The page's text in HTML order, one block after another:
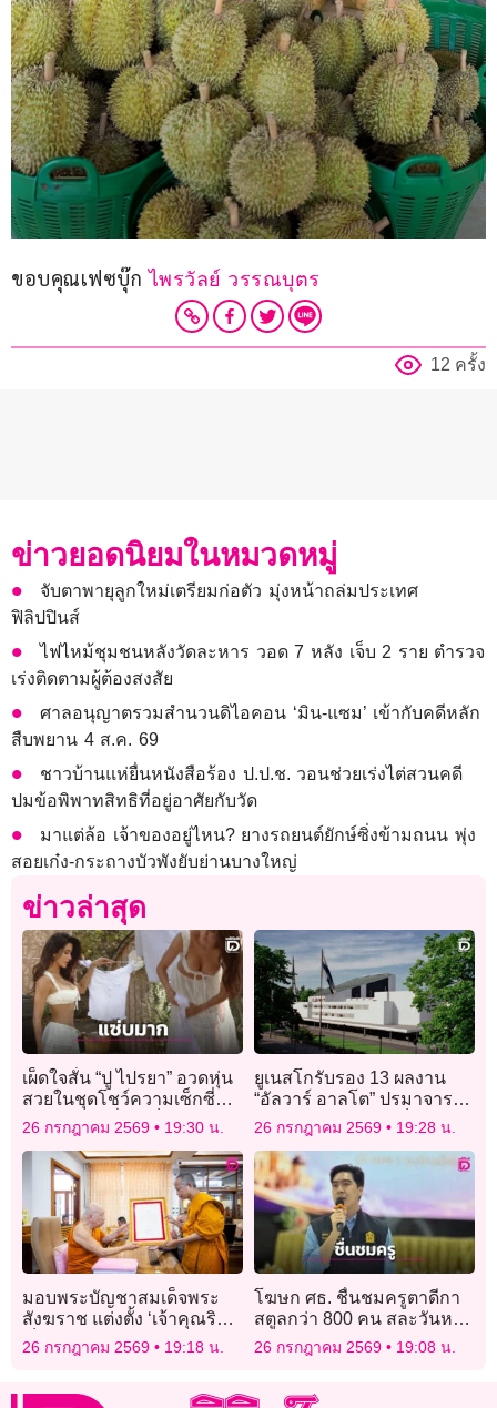
ขอบคุณเฟซบุ๊ก ไพรวัลย์ วรรณบุตร
12 ครั้ง
ข่าวยอดนิยมในหมวดหมู่
จับตาพายุลูกใหม่เตรียมก่อตัว มุ่งหน้าถล่มประเทศ
ฟิลิปปินส์
ไฟไหม้ชุมชนหลังวัดละหาร วอด 7 หลัง เจ็บ 2 ราย ตำรวจ
เร่งติดตามผู้ต้องสงสัย
ศาลอนุญาตรวมสำนวนดิไอคอน ‘มิน-แซม’ เข้ากับคดีหลัก
สืบพยาน 4 ส.ค. 69
ชาวบ้านแห่ยื่นหนังสือร้อง ป.ป.ช. วอนช่วยเร่งไต่สวนคดี
ปมข้อพิพาทสิทธิที่อยู่อาศัยกับวัด
มาแต่ล้อ เจ้าของอยู่ไหน? ยางรถยนต์ยักษ์ซิ่งข้ามถนน พุ่ง
สอยเก๋ง-กระถางบัวพังยับย่านบางใหญ่
ข่าวล่าสุด
เผ็ดใจสั่น “ปู ไปรยา” อวดหุ่น
สวยในชุดโชว์ความเซ็กซี่
ตากผ้าแบบที่ใครก็ต้องหยุด
26 กรกฎาคม 2569 19:30 น.
ยูเนสโกรับรอง 13 ผลงาน
“อัลวาร์ อาลโต” ปรมาจารย์
สถาปนิกฟินแลนด์ เป็นมรดก
26 กรกฎาคม 2569 19:28 น.
มอบพระบัญชาสมเด็จพระ
สังฆราช แต่งตั้ง ‘เจ้าคุณริด’
เป็น ‘เจ้าคณะจังหวัด
นครสวรรค์’
26 กรกฎาคม 2569 19:18 น.
โฆษก ศธ. ชื่นชมครูตาดีกา
สตูลกว่า 800 คน สละวันหยุด
พัฒนาตนเอง หนุนลดภาระ
26 กรกฎาคม 2569 19:08 น.